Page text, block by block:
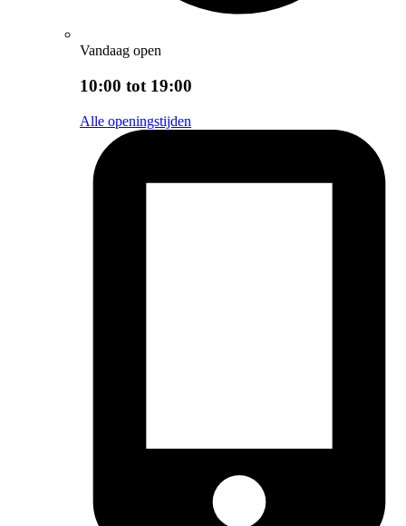
Vandaag open
10:00 tot 19:00
Alle openingstijden